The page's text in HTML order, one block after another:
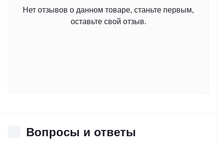
Нет отзывов о данном товаре, станьте первым,
оставьте свой отзыв.
Вопросы и ответы